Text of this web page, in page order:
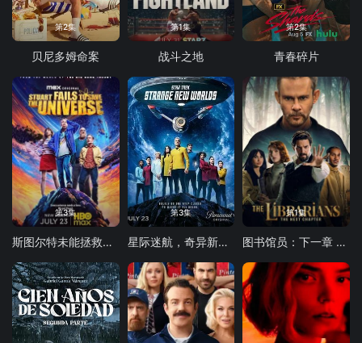
第2集
贝尼多姆命案
第1集
战斗之地
第2集
青春碎片
第3集
斯图尔特未能拯救宇宙
第3集
星际迷航，奇异新世界第四季
第1集
图书馆员：下一章 第二季